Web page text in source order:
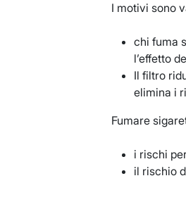
I motivi sono
chi fuma
l’effetto
Il filtro
elimina i
Fumare
i rischi
il rischio